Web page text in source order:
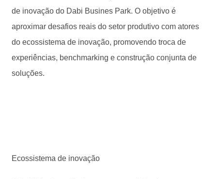
de inovação do Dabi Busines Park. O objetivo é
aproximar desafios reais do setor produtivo com atores
do ecossistema de inovação, promovendo troca de
experiências, benchmarking e construção conjunta de
soluções.
Ecossistema de inovação